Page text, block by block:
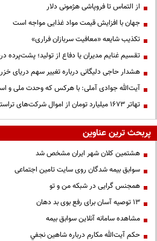
از التماس تا فروپاشی هژمونی دلار
جهان با افزایش قیمت مواد غذایی مواجه است
تکذیب شایعه «معافیت سربازان فراری»
تقسیم غنایم مدیران یا دفاع از تولید؛
هشدار حاجی دلیگانی درباره تغییر سهم دریای خزر
آیت‌الله جوادی آملی: با هرکس که وحدت ملی و
تهاتر ۱۶۷۳ میلیارد تومان از اموال شرکت‌های تراستی
پربحث ترین عناوین
هشتمین کلان شهر ایران مشخص شد
سوابق بیمه شدگان روی سایت تامین اجتماعی
همجنس گرایی در شبکه من و تو
13 توصیه آسان برای رفع بوی بد دهان
مشاهده سامانه آنلاين سوابق بیمه
حكم آيت‌الله مكارم درباره شاهين نجفي